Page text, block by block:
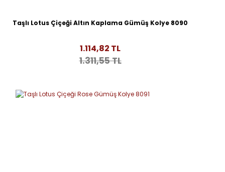
Taşlı Lotus Çiçeği Altın Kaplama Gümüş Kolye 8090
1.114,82 TL
1.311,55 TL